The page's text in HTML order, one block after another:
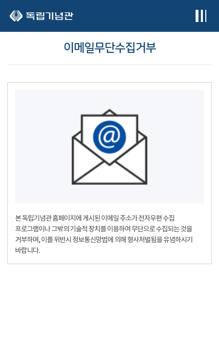
이메일무단수집거부
본 독립기념관 홈페이지에 게시된 이메일 주소가 전자우편 수집
프로그램이나 그밖의 기술적 장치를 이용하여 무단으로 수집되는 것을
거부하며, 이를 위반시 정보통신망법에 의해 형사처벌됨을 유념하시기
바랍니다.